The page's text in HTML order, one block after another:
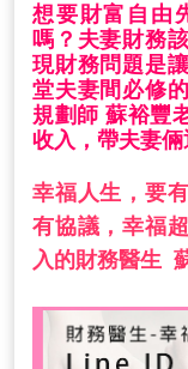
想要財富自由
嗎？夫妻財務
現財務問題是
堂夫妻間必修
規劃師 蘇裕豐
收入，帶夫妻倆
幸福人生，要
有協議，幸福
入的財務醫生